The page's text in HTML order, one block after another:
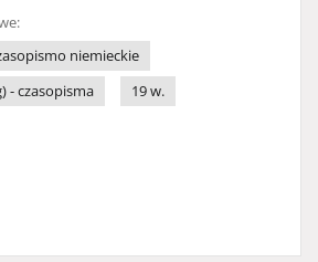
niemieckie
- czasopisma
19 w.